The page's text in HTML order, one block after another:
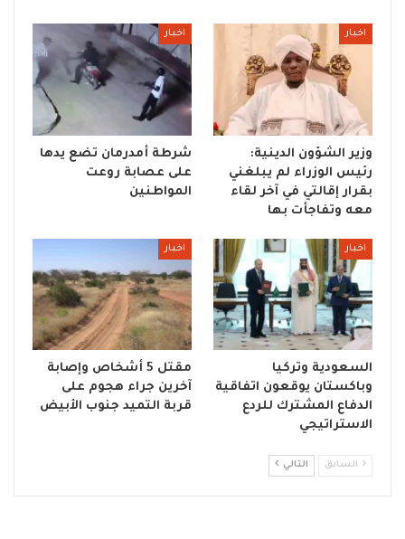
اخبار
وزير الشؤون الدينية:
رئيس الوزراء لم يبلغني
بقرار إقالتي في آخر لقاء
معه وتفاجأت بها
اخبار
شرطة أمدرمان تضع يدها
على عصابة روعت
المواطنين
اخبار
السعودية وتركيا
وباكستان يوقعون اتفاقية
الدفاع المشترك للردع
الاستراتيجي
اخبار
مقتل 5 أشخاص وإصابة
آخرين جراء هجوم على
قربة التميد جنوب الأبيض
السابق التالي